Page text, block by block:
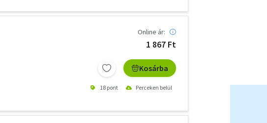
Online ár:
1 867 Ft
Kosárba
18 pont Perceken belül